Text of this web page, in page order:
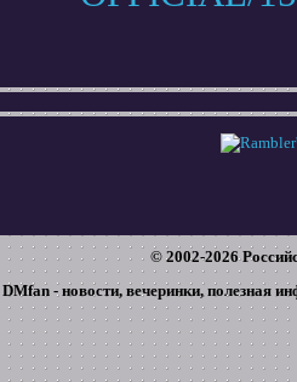
© 2002-2026
DMfan - новости, вечеринки, полезная